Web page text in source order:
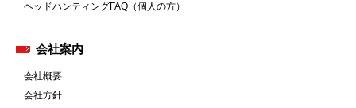
ヘッドハンティングFAQ（個人の方）
会社案内
会社概要
会社方針